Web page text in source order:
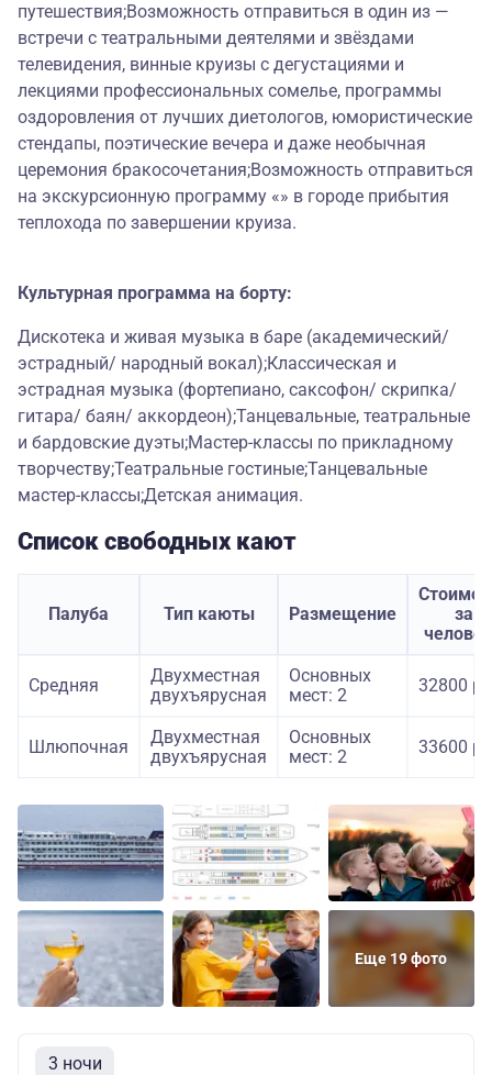
путешествия;Возможность отправиться в один из —
встречи с театральными деятелями и звёздами
телевидения, винные круизы с дегустациями и
лекциями профессиональных сомелье, программы
оздоровления от лучших диетологов, юмористические
стендапы, поэтические вечера и даже необычная
церемония бракосочетания;Возможность отправиться
на экскурсионную программу «» в городе прибытия
теплохода по завершении круиза.
Культурная программа на борту:
Дискотека и живая музыка в баре (академический/
эстрадный/ народный вокал);Классическая и
эстрадная музыка (фортепиано, саксофон/ скрипка/
гитара/ баян/ аккордеон);Танцевальные, театральные
и бардовские дуэты;Мастер-классы по прикладному
творчеству;Театральные гостиные;Танцевальные
мастер-классы;Детская анимация.
Список свободных кают
Палуба Тип каюты Размещение
за
Средняя
Двухместная
двухъярусная
Основных
мест: 2
32800
Шлюпочная
Двухместная
двухъярусная
Основных
мест: 2
33600
Еще 19 фото
3 ночи